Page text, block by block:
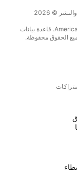
حدد البيانات المرجعية المقدمة من FactSet. حقوق الطبع والنشر © 2026
حقوق الطبع والنشر © 2026، American Bankers Association. قاعدة بيانات